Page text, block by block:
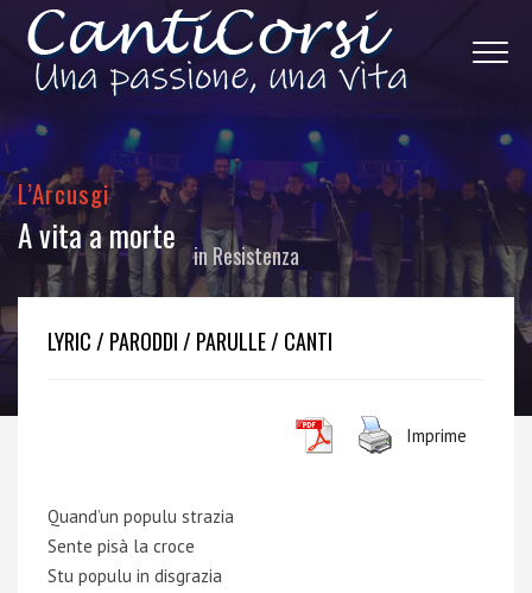
L’Arcusgi
A vita a morte in Resistenza
LYRIC / PARODDI / PARULLE / CANTI
Imprime
Quand’un populu strazia
Sente pisà la croce
Stu populu in disgrazia